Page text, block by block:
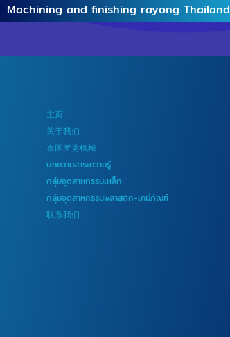
Machining and finishing rayong Thailand
主页
关于我们
泰国罗勇机械
บทความสาระความรู้
กลุ่มอุตสาหกรรมเหล็ก
กลุ่มอุตสาหกรรมพลาสติก-เคมีภัณฑ์
联系我们